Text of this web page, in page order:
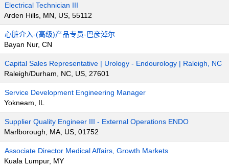
Electrical Technician III
Arden Hills, MN, US, 55112
心脏介入-(高级)产品专员-巴彦淖尔
Bayan Nur, CN
Capital Sales Representative | Urology - Endourology | Raleigh, NC
Raleigh/Durham, NC, US, 27601
Service Development Engineering Manager
Yokneam, IL
Supplier Quality Engineer III - External Operations ENDO
Marlborough, MA, US, 01752
Associate Director Medical Affairs, Growth Markets
Kuala Lumpur, MY